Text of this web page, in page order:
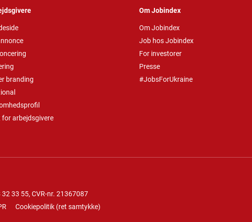
branding
for arbejdsgivere
Om Jobindex
Om Jobindex
Job hos Jobindex
For investorer
Presse
#JobsForUkraine
32 33 55, CVR-nr. 21367087
Cookiepolitik (ret samtykke)